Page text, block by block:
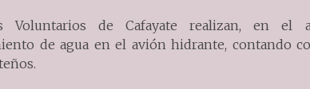
Voluntarios de Cafayate realizan, en el
de agua en el avión hidrante, contando